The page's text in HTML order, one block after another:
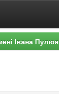
Івана Пулюя